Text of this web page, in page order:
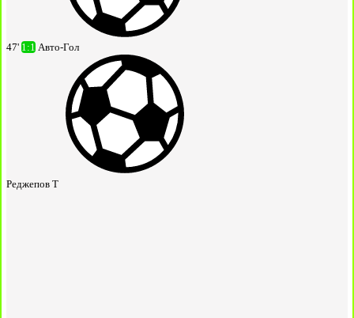
47' 1:1 Авто-Гол
Реджепов Т